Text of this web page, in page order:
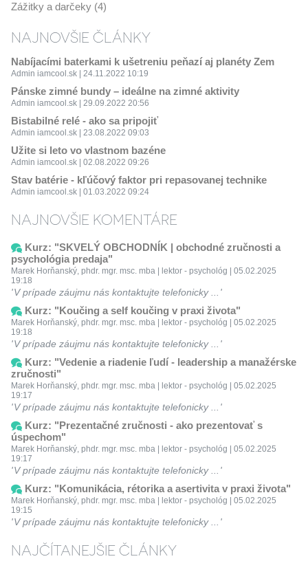
Zážitky a darčeky (4)
NAJNOVŠIE ČLÁNKY
Nabíjacími baterkami k ušetreniu peňazí aj planéty Zem
Admin iamcool.sk | 24.11.2022 10:19
Pánske zimné bundy – ideálne na zimné aktivity
Admin iamcool.sk | 29.09.2022 20:56
Bistabilné relé - ako sa pripojiť
Admin iamcool.sk | 23.08.2022 09:03
Užite si leto vo vlastnom bazéne
Admin iamcool.sk | 02.08.2022 09:26
Stav batérie - kľúčový faktor pri repasovanej technike
Admin iamcool.sk | 01.03.2022 09:24
NAJNOVŠIE KOMENTÁRE
Kurz: "SKVELÝ OBCHODNÍK | obchodné zručnosti a
psychológia predaja"
Marek Horňanský, phdr. mgr. msc. mba | lektor - psychológ | 05.02.2025
19:18
V prípade záujmu nás kontaktujte telefonicky ...
Kurz: "Koučing a self koučing v praxi života"
Marek Horňanský, phdr. mgr. msc. mba | lektor - psychológ | 05.02.2025
19:18
V prípade záujmu nás kontaktujte telefonicky ...
Kurz: "Vedenie a riadenie ľudí - leadership a manažérske
zručnosti"
Marek Horňanský, phdr. mgr. msc. mba | lektor - psychológ | 05.02.2025
19:17
V prípade záujmu nás kontaktujte telefonicky ...
Kurz: "Prezentačné zručnosti - ako prezentovať s
úspechom"
Marek Horňanský, phdr. mgr. msc. mba | lektor - psychológ | 05.02.2025
19:17
V prípade záujmu nás kontaktujte telefonicky ...
Kurz: "Komunikácia, rétorika a asertivita v praxi života"
Marek Horňanský, phdr. mgr. msc. mba | lektor - psychológ | 05.02.2025
19:15
V prípade záujmu nás kontaktujte telefonicky ...
NAJČÍTANEJŠIE ČLÁNKY